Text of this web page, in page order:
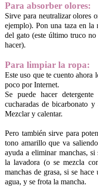
Para absorber olores:
Sirve para neutralizar olores
ejemplo). Pon una taza en la
del gato (este último truco
hacer).
Para limpiar la ropa:
Este uso que te cuento ahora
poco por Internet.
Se puede hacer
cucharadas de bicarbonato
Mezclar y calentar.
Pero también sirve para
tono amarillo que va
ayuda a eliminar manchas,
la lavadora (o se mezcla
manchas de grasa, si se
agua, y se frota la mancha.